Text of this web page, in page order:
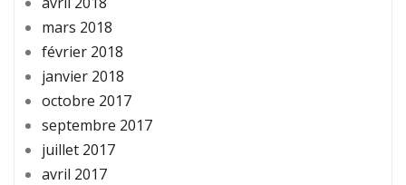
mars 2018
février 2018
janvier 2018
octobre 2017
septembre 2017
juillet 2017
avril 2017